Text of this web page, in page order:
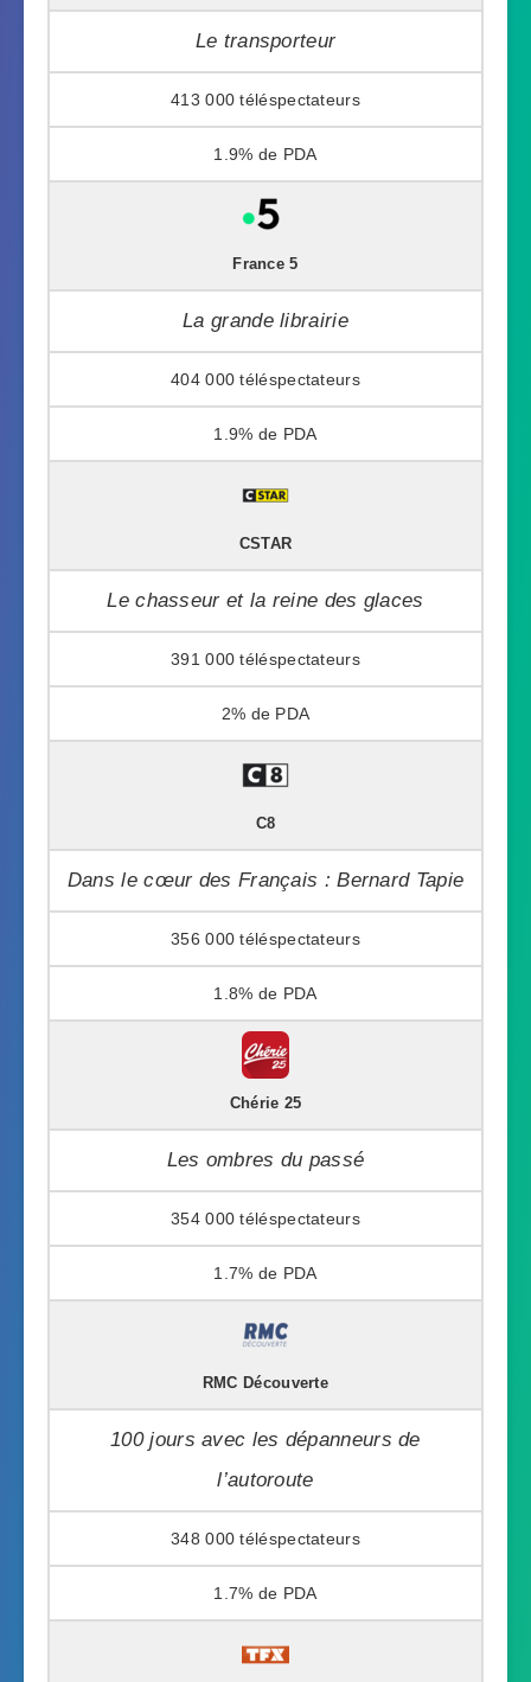
Le transporteur
413 000
1.9%
France 5
La grande librairie
404 000
1.9%
CSTAR
Le chasseur et la reine des glaces
391 000
2%
C8
Dans le cœur des Français : Bernard Tapie
356 000
1.8%
Chérie 25
Les ombres du passé
354 000
1.7%
RMC Découverte
100 jours avec les dépanneurs de
l’autoroute
348 000
1.7%